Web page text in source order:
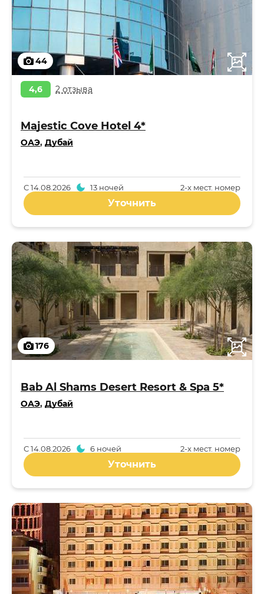
44
4,6 2 отзыва
Majestic Cove Hotel 4*
ОАЭ, Дубай
2-x мест. номер
С14.08.2026 13 ночей
Уточнить
176
Bab Al Shams Desert Resort & Spa 5*
ОАЭ, Дубай
2-x мест. номер
С14.08.2026 6 ночей
Уточнить